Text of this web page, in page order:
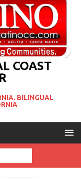
COAST
BILINGUAL